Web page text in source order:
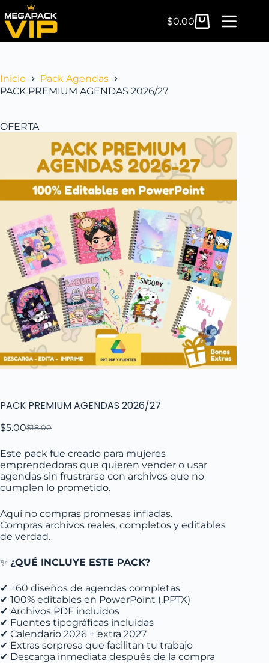
$0.00
Inicio
Pack Agendas
PACK PREMIUM AGENDAS 2026/27
OFERTA
PACK PREMIUM AGENDAS 2026/27
$18.00
$5.00
Este pack fue creado para mujeres
emprendedoras que quieren vender o usar
agendas sin frustrarse con archivos que no
cumplen lo prometido.
Aquí no compras promesas infladas.
Compras archivos reales, completos y editables
de verdad.
✨ ¿QUÉ INCLUYE ESTE PACK?
✔ +60 diseños de agendas completas
✔ 100% editables en PowerPoint (.PPTX)
✔ Archivos PDF incluidos
✔ Fuentes tipográficas incluidas
✔ Calendario 2026 + extra 2027
✔ Extras sorpresa que facilitan tu trabajo
✔ Descarga inmediata después de la compra